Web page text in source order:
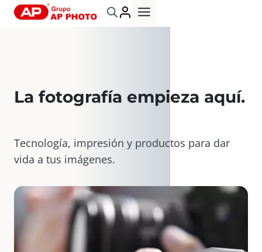
Saltar
La fotografía empieza aquí.
Tecnología, impresión y productos para dar
vida a tus imágenes.